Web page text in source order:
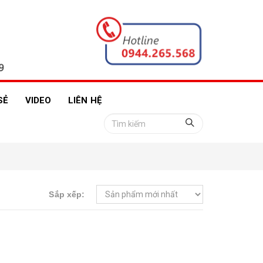
VIDEO LIÊN HỆ
Sắp xếp: